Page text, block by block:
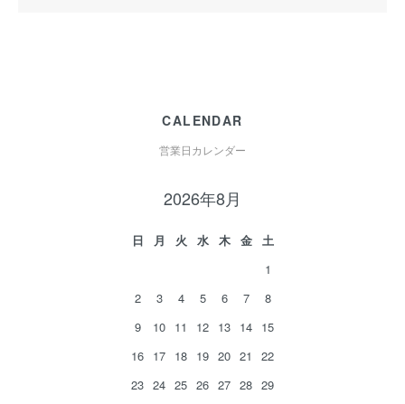
CALENDAR
営業日カレンダー
2026年8月
日 月 火 水 木 金
土
1
2
3 4 5 6 7
8
9
10 11 12 13 14 15
16 17 18 19 20 21
22
23 24 25 26 27 28 29